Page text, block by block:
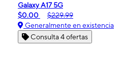
Galaxy A17 5G
$0.00
$229.99
Generalmente en existencia
Consulta 4 ofertas